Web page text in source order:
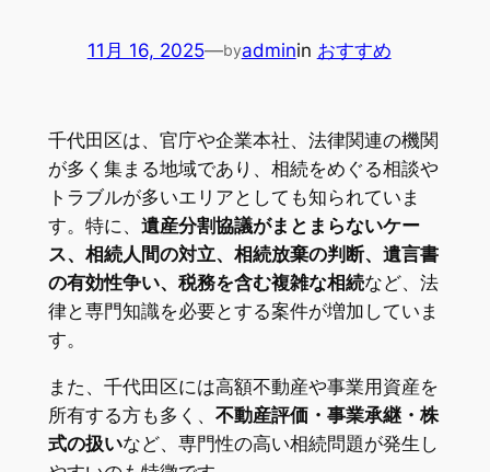
11月 16, 2025—byadminin おすすめ
千代田区は、官庁や企業本社、法律関連の機関
が多く集まる地域であり、相続をめぐる相談や
トラブルが多いエリアとしても知られていま
す。特に、 遺産分割協議がまとまらないケー
ス、相続人間の対立、相続放棄の判断、遺言書
の有効性争い、税務を含む複雑な相続など、法
律と専門知識を必要とする案件が増加していま
す。
また、千代田区には高額不動産や事業用資産を
所有する方も多く、 不動産評価・事業承継・株
式の扱いなど、専門性の高い相続問題が発生し